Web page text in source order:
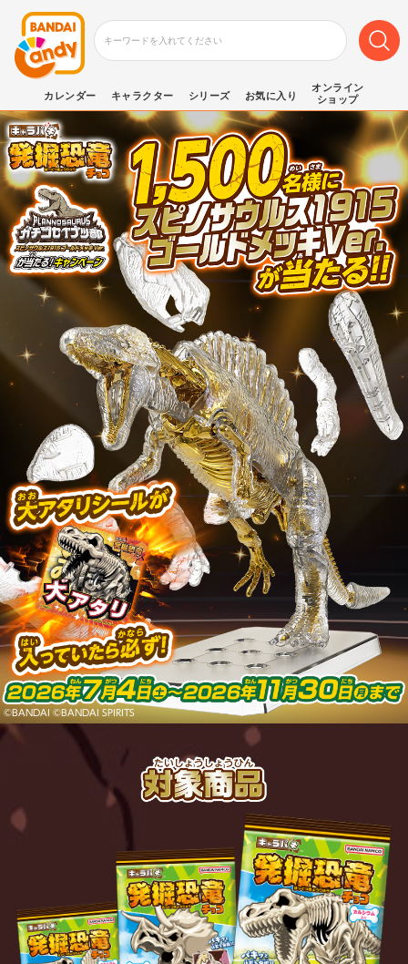
カレンダー キャラクター シリーズ お気に入り
オンライン
ショップ
©︎BANDAI ©BANDAI SPIRITS